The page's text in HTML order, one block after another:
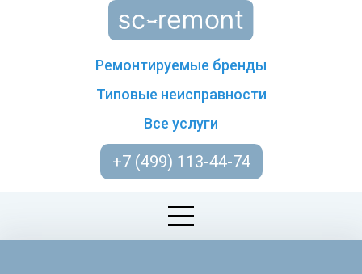
Ремонтируемые бренды
Типовые неисправности
Все услуги
+7 (499) 113-44-74